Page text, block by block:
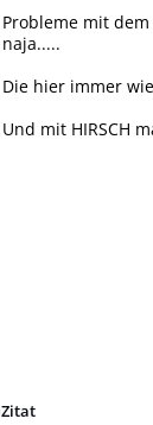
Probleme mit
naja.....
Die hier immer
Und mit HIRSCH
Zitat